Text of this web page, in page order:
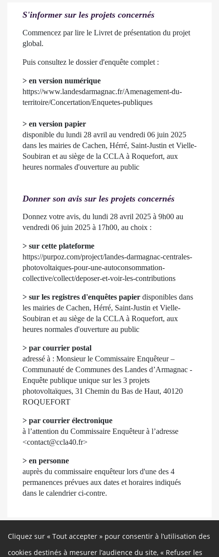
S'informer sur les projets concernés
Commencez par lire le Livret de présentation du projet
global.
Puis consultez le dossier d'enquête complet :
> en version numérique
https://www.landesdarmagnac.fr/Amenagement-du-
territoire/Concertation/Enquetes-publiques
> en version papier
disponible du lundi 28 avril au vendredi 06 juin 2025
dans les mairies de Cachen, Hérré, Saint-Justin et Vielle-
Soubiran et au siège de la CCLA à Roquefort, aux
heures normales d'ouverture au public
Donner son avis sur les projets concernés
Donnez votre avis, du lundi 28 avril 2025 à 9h00 au
vendredi 06 juin 2025 à 17h00, au choix :
> sur cette plateforme
https://purpoz.com/project/landes-darmagnac-centrales-
photovoltaiques-pour-une-autoconsommation-
collective/collect/deposer-et-voir-les-contributions
> sur les registres d'enquêtes papier disponibles dans
les mairies de Cachen, Hérré, Saint-Justin et Vielle-
Soubiran et au siège de la CCLA à Roquefort, aux
heures normales d'ouverture au public
> par courrier postal
adressé à : Monsieur le Commissaire Enquêteur –
Communauté de Communes des Landes d’Armagnac -
Enquête publique unique sur les 3 projets
photovoltaïques, 31 Chemin du Bas de Haut, 40120
ROQUEFORT
> par courrier électronique
à l’attention du Commissaire Enquêteur à l’adresse
<contact@ccla40.fr>
> en personne
auprès du commissaire enquêteur lors d'une des 4
permanences prévues aux dates et horaires indiqués
dans le calendrier ci-contre.
Cliquez sur « Tout accepter » pour consentir à l’utilisation des
cookies destinés à mesurer l’audience du site, « Refuser les